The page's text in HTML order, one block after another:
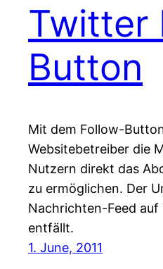
Twitter
Button
Mit dem Follow-
Websitebetreiber die
Nutzern direkt das
zu ermöglichen. Der
Nachrichten-Feed
entfällt.
1. June, 2011